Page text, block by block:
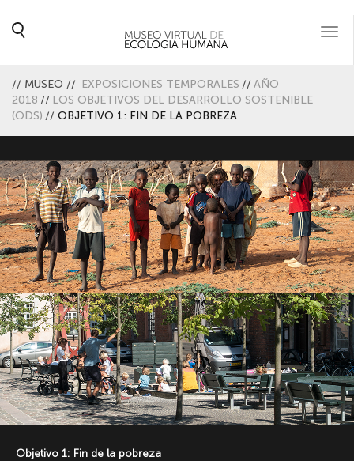
// MUSEO // EXPOSICIONES TEMPORALES // AÑO
2018 // LOS OBJETIVOS DEL DESARROLLO SOSTENIBLE
(ODS) // OBJETIVO 1: FIN DE LA POBREZA
Objetivo 1: Fin de la pobreza